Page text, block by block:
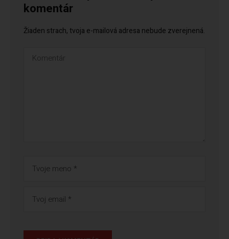
komentár
Žiaden strach, tvoja e-mailová adresa nebude zverejnená.